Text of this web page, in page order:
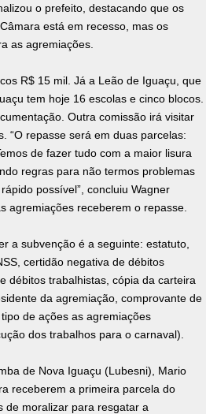
o prefeito, destacando que os
está em recesso, mas os
as agremiações.
R$ 15 mil. Já a Leão de Iguaçu, que
tem hoje 16 escolas e cinco blocos.
Outra comissão irá visitar
“O repasse será em duas parcelas:
de fazer tudo com a maior lisura
regras para não termos problemas
possível”, concluiu Wagner
agremiações receberem o repasse.
a subvenção é a seguinte: estatuto,
certidão negativa de débitos
débitos trabalhistas, cópia da carteira
da agremiação, comprovante de
de ações as agremiações
dos trabalhos para o carnaval).
de Nova Iguaçu (Lubesni), Mario
receberem a primeira parcela do
de moralizar para resgatar a